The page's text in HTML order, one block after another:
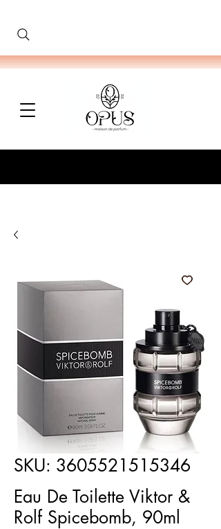
SKU: 3605521515346
Eau De Toilette Viktor &
Rolf Spicebomb, 90ml